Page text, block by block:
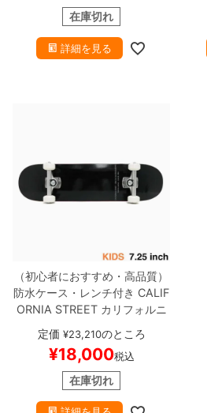
ルーザー）スケートボード ス
ケボー
在庫切れ
詳細を見る
（初心者におすすめ・高品質）
防水ケース・レンチ付き CALIF
ORNIA STREETカリフォルニ
アストリート
スケートボード完成品（子供
SIMPLE BLACK 7.25
ートボード スケボー
定価 ¥23,210のところ
¥18,000税込
在庫切れ